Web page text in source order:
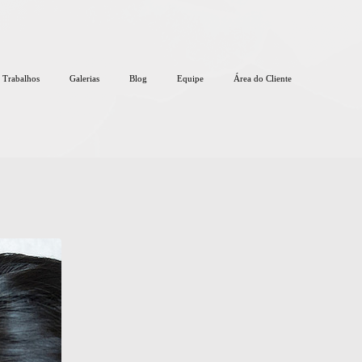
Trabalhos Galerias Blog Equipe Área do Cliente